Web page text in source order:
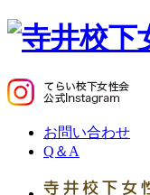
お問い合わせ
Q＆A